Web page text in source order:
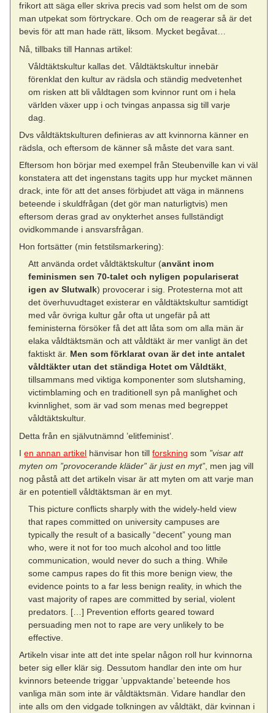
frikort att säga eller skriva precis vad som helst om de som
man utpekat som förtryckare. Och om de reagerar så är det
bevis för att man hade rätt, liksom. Mycket begåvat…
Nå, tillbaks till Hannas artikel:
Våldtäktskultur kallas det. Våldtäktskultur innebär
förenklat den kultur av rädsla och ständig medvetenhet
om risken att bli våldtagen som kvinnor runt om i hela
världen växer upp i och tvingas anpassa sig till varje
dag.
Dvs våldtäktskulturen definieras av att kvinnorna känner en
rädsla, och eftersom de känner så måste det vara sant.
Eftersom hon börjar med exempel från Steubenville kan vi väl
konstatera att det ingenstans tagits upp hur mycket männen
drack, inte för att det anses förbjudet att väga in männens
beteende i skuldfrågan (det gör man naturligtvis) men
eftersom deras grad av onykterhet anses fullständigt
ovidkommande i ansvarsfrågan.
Hon fortsätter (min fetstilsmarkering):
Att använda ordet våldtäktskultur (använt inom
feminismen sen 70-talet och nyligen populariserat
igen av Slutwalk) provocerar i sig. Protesterna mot att
det överhuvudtaget existerar en våldtäktskultur samtidigt
med vår övriga kultur går ofta ut ungefär på att
feministerna försöker få det att låta som om alla män är
elaka våldtäktsmän och att våldtäkt är mer vanligt än det
faktiskt är. Men som förklarat ovan är det inte antalet
våldtäkter utan det ständiga Hotet om Våldtäkt,
tillsammans med viktiga komponenter som slutshaming,
victimblaming och en traditionell syn på manlighet och
kvinnlighet, som är vad som menas med begreppet
våldtäktskultur.
Detta från en självutnämnd ’elitfeminist’.
Ien annan artikel hänvisar hon tillforskning som ”visar att
myten om ”provocerande kläder” är just en myt” , men jag vill
nog påstå att det artikeln visar är att myten om att varje man
är en potentiell våldtäktsman är en myt.
This picture conflicts sharply with the widely-held view
that rapes committed on university campuses are
typically the result of a basically “decent” young man
who, were it not for too much alcohol and too little
communication, would never do such a thing. While
some campus rapes do fit this more benign view, the
evidence points to a far less benign reality, in which the
vast majority of rapes are committed by serial, violent
predators. […] Prevention efforts geared toward
persuading men not to rape are very unlikely to be
effective.
Artikeln visar inte att det inte spelar någon roll hur kvinnorna
beter sig eller klär sig. Dessutom handlar den inte om hur
kvinnors beteende triggar ’uppvaktande’ beteende hos
vanliga män som inte är våldtäktsmän. Vidare handlar den
inte alls om den vidgade tolkningen av våldtäkt, där kvinnan i